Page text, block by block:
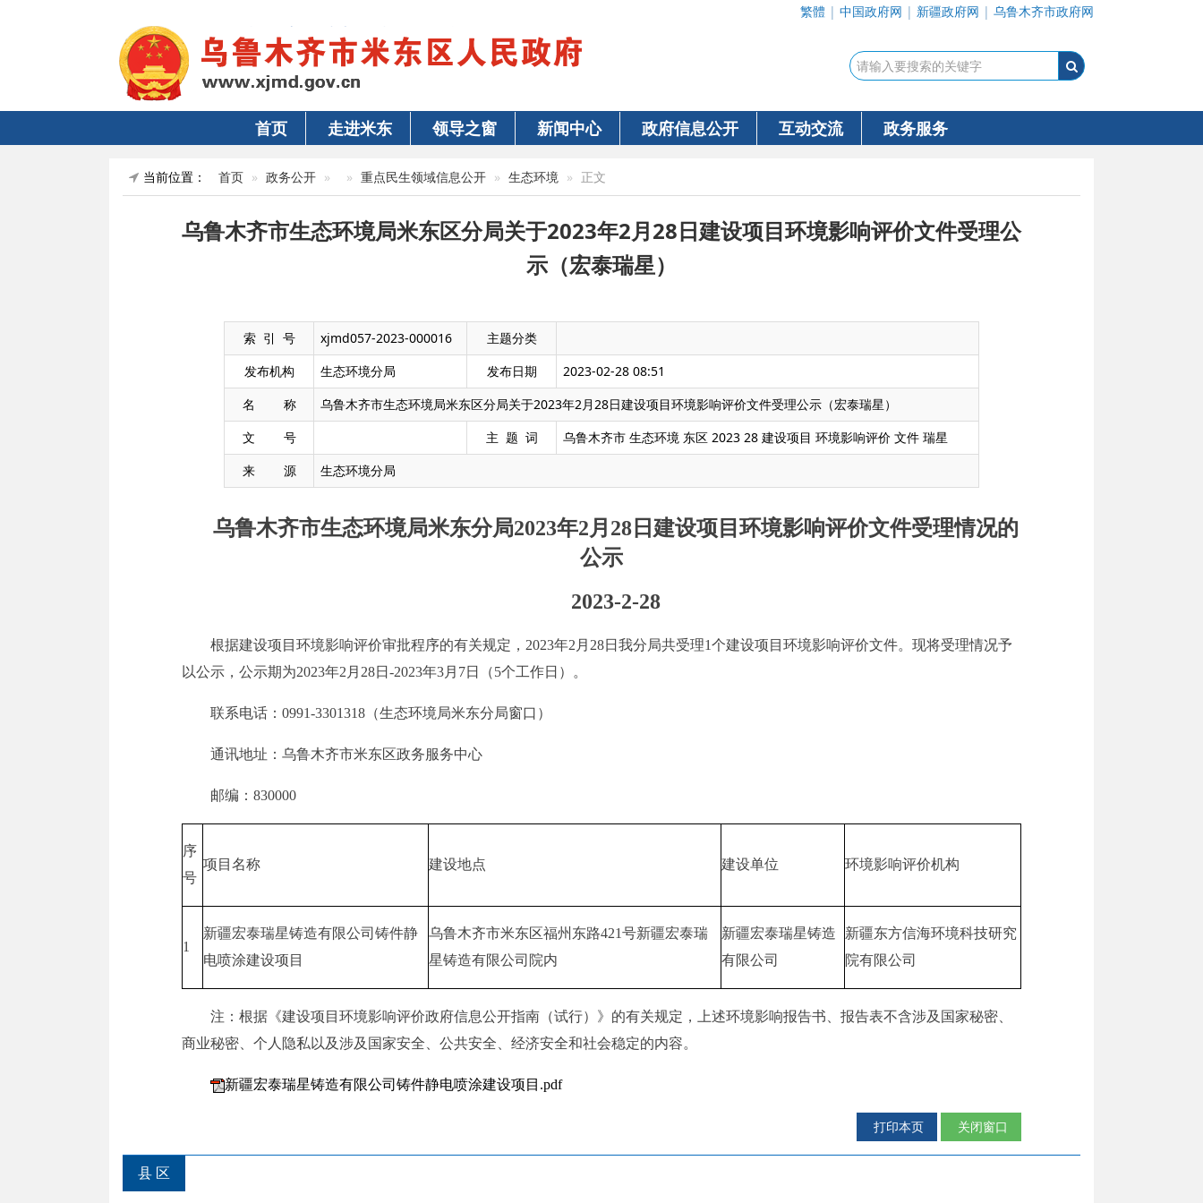
繁體 | 中国政府网 | 新疆政府网 | 乌鲁木齐市政府网
首页 走进米东 领导之窗 新闻中心 政府信息公开 互动交流 政务服务
当前位置： 首页 政务公开 重点民生领域信息公开 生态环境 正文
乌鲁木齐市生态环境局米东区分局关于2023年2月28日建设项目环境影响评价文件受理公
示（宏泰瑞星）
索 引 号 xjmd057-2023-000016
主题分类
发布机构
生态环境分局 发布日期
2023-02-28 08:51
名 称
乌鲁木齐市生态环境局米东区分局关于2023年2月28日建设项目环境影响评价文件受理公示（宏泰瑞星）
文 号
主 题 词
乌鲁木齐市 生态环境 东区 2023 28 建设项目 环境影响评价 文件 瑞星
来 源
生态环境分局
乌鲁木齐市生态环境局米东分局2023年2月28日 建设项目环境影响评价文件受理情况的
公示
2023-2-28
根据建设项目环境影响评价审批程序的有关规定， 2023年2月28日 我分局共受理1个建设项目环境影响评价文件。现将受理情况予
以公示，公示期为2023年2 月 28日-2023年3月 7日（5个工作日）。
联系电话：0991-3301318 （生态环境局米东分局窗口 ）
通讯地址： 乌鲁木齐市米东区政务服务中心
邮编： 830000
序
号
项目名称 建设地点 建设单位 环境影响评价机构
1
新疆宏泰瑞星铸造有限公司铸件静
电喷涂建设项目
乌鲁木齐市米东区福州东路421号新疆宏泰瑞
星铸造有限公司院内
新疆宏泰瑞星铸造
有限公司
新疆东方信海环境科技研究
院有限公司
注：根据《建设项目环境影响评价政府信息公开指南（试行）》的有关规定，上述环境影响报告书、报告表不含涉及国家秘密、
商业秘密、个人隐私以及涉及国家安全、公共安全、经济安全和社会稳定的内容。
新疆宏泰瑞星铸造有限公司铸件静电喷涂建设项目.pdf
打印本页 关闭窗口
县 区